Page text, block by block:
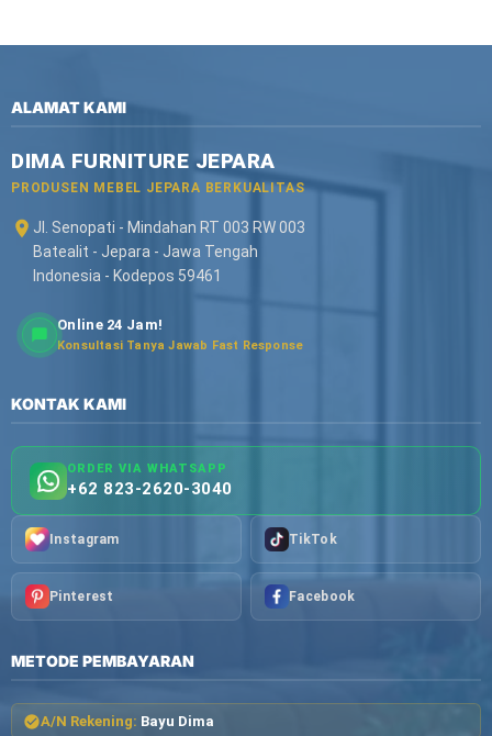
ALAMAT KAMI
DIMA FURNITURE JEPARA
PRODUSEN MEBEL JEPARA BERKUALITAS
Jl. Senopati - Mindahan RT 003 RW 003
Batealit - Jepara - Jawa Tengah
Indonesia - Kodepos 59461
Online 24 Jam!
Konsultasi Tanya Jawab Fast Response
KONTAK KAMI
ORDER VIA WHATSAPP
+62 823-2620-3040
Instagram TikTok
Pinterest Facebook
METODE PEMBAYARAN
A/N Rekening: Bayu Dima